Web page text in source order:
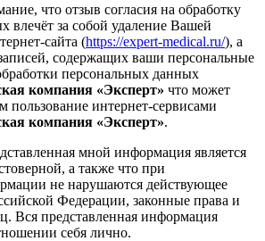
что отзыв согласия на обработку
влечёт за собой удаление Вашей
сайта (https://expert-medical.ru/), а
содержащих ваши персональные
персональных данных
компания «Эксперт» что может
пользование интернет-сервисами
компания «Эксперт».
мной информация является
а также что при
не нарушаются действующее
Федерации, законные права и
Вся представленная информация
себя лично.